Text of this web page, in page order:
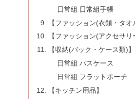
日常組 日常組手帳
【ファッション(衣類・タオ
【ファッション(アクセサリ
【収納(バック・ケース類)】
日常組 パスケース
日常組 フラットポーチ
【キッチン用品】